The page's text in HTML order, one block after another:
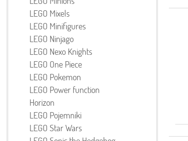
LEGO Mixels
LEGO Minifigures
LEGO Ninjago
LEGO Nexo Knights
LEGO One Piece
LEGO Pokemon
LEGO Power function
Horizon
LEGO Pojemniki
LEGO Star Wars